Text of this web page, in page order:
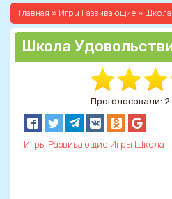
Главная » Игры Развивающие » Школа
Школа
Проголосовали:
Игры Развивающие Игры Школа